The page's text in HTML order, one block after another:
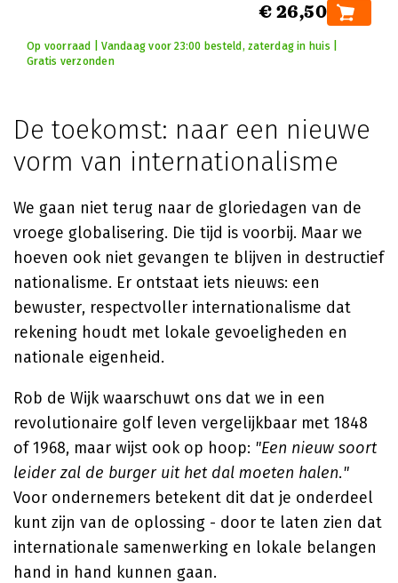
€ 26,50
Op voorraad | Vandaag voor 23:00 besteld, zaterdag in huis |
Gratis verzonden
De toekomst: naar een nieuwe
vorm van internationalisme
We gaan niet terug naar de gloriedagen van de
vroege globalisering. Die tijd is voorbij. Maar we
hoeven ook niet gevangen te blijven in destructief
nationalisme. Er ontstaat iets nieuws: een
bewuster, respectvoller internationalisme dat
rekening houdt met lokale gevoeligheden en
nationale eigenheid.
Rob de Wijk waarschuwt ons dat we in een
revolutionaire golf leven vergelijkbaar met 1848
of 1968, maar wijst ook op hoop: "Een nieuw soort
leider zal de burger uit het dal moeten halen."
Voor ondernemers betekent dit dat je onderdeel
kunt zijn van de oplossing - door te laten zien dat
internationale samenwerking en lokale belangen
hand in hand kunnen gaan.